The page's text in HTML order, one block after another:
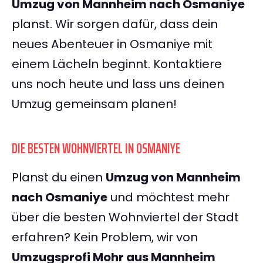
Umzug von Mannheim nach Osmaniye
planst. Wir sorgen dafür, dass dein
neues Abenteuer in Osmaniye mit
einem Lächeln beginnt. Kontaktiere
uns noch heute und lass uns deinen
Umzug gemeinsam planen!
DIE BESTEN WOHNVIERTEL IN OSMANIYE
Planst du einen Umzug von Mannheim
nach Osmaniye und möchtest mehr
über die besten Wohnviertel der Stadt
erfahren? Kein Problem, wir von
Umzugsprofi Mohr aus Mannheim